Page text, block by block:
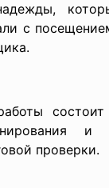
с
и
проверки.